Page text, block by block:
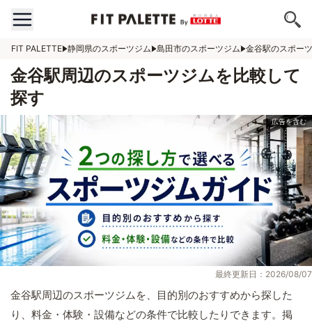
FIT PALETTE 静岡県のスポーツジム 島田市のスポーツジム 金谷駅のスポー
金谷駅周辺のスポーツジムを比較して
探す
最終更新日：2026/08/07
金谷駅周辺のスポーツジムを、目的別のおすすめから探した
り、料金・体験・設備などの条件で比較したりできます。掲